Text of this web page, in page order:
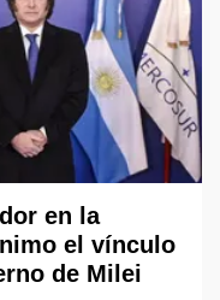
en la
el vínculo
de Milei